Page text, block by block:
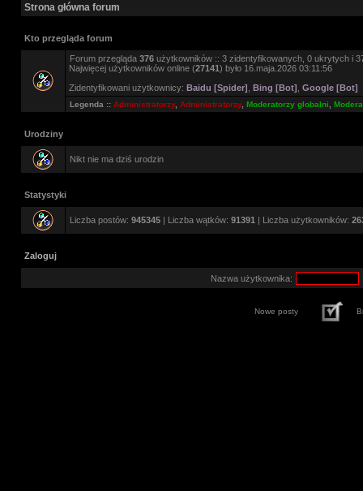
Strona główna forum
Kto przegląda forum
Forum przegląda 376 użytkowników :: 3 zidentyfikowanych, 0 ukrytych i
Najwięcej użytkowników online (27141) było 16.maja.2026 03:11:56
Zidentyfikowani użytkownicy: Baidu [Spider] Bing [Bot] Google [Bot]
Legenda :: Administratorzy, Administratorzy, Moderatorzy globalni
Urodziny
Nikt nie ma dziś urodzin
Statystyki
Liczba postów: 945345 | Liczba wątków: 91391 | Liczba użytkowników:
Zaloguj
Nazwa użytkownika:
Nowe posty